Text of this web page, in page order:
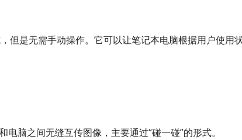
是无需手动操作。它可以让笔记本电脑根据用户使用
脑之间无缝互传图像，主要通过“碰一碰”的形式。